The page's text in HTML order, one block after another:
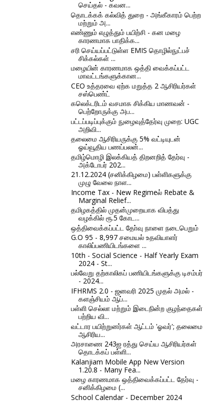
செய்தல் - கவன...
தொடக்கக் கல்வித் துறை - அங்கீகாரம் பெற்ற
மற்றும் அ...
எண்ணும் எழுத்தும் பயிற்சி - கன மழை
காரணமாக பாதிக்க...
சரி செய்யப்பட்டுள்ள EMIS தொழில்நுட்பச்
சிக்கல்கள் ...
மழையின் காரணமாக ஒத்தி வைக்கப்பட்ட
மாவட்டங்களுக்கான...
CEO உத்தரவை ஏற்க மறுத்த 2 ஆசிரியர்கள்
சஸ்பெண்ட்
கலெக்டரிடம் வசமாக சிக்கிய மாணவன் -
பெற்றோருக்கு அப...
பட்டப்படிப்புக்கும் நுழைவுத்தேர்வு முறை: UGC
அறிவி...
தலைமை ஆசிரியருக்கு 5% வட்டியுடன்
ஓய்வூதிய பணப்பலன்...
தமிழ்மொழி இலக்கியத் திறனறித் தேர்வு -
அக்டோபர் 202...
21.12.2024 (சனிக்கிழமை) பள்ளிகளுக்கு
முழு வேலை நாள...
Income Tax - New Regimeல் Rebate &
Marginal Relief...
தமிழகத்தில் முதன்முறையாக விபத்து
வழக்கில் ரூ.5 கோட...
ஒத்திவைக்கப்பட்ட தோ்வு நாளை நடைபெறும்
G.O 95 - 8,997 சமையல் உதவியாளர்
காலிப்பணியிடங்களை ...
10th - Social Science - Half Yearly Exam
2024 - St...
பல்வேறு தற்காலிகப் பணியிடங்களுக்கு டிசம்பர்
- 2024...
IFHRMS 2.0 - ஜனவரி 2025 முதல் அமல் -
களஞ்சியம் ஆப்...
பள்ளி செல்லா மற்றும் இடைநின்ற குழந்தைகள்
பற்றிய வி...
வட்டார பயிற்றுனர்கள் ஆட்டம் 'ஓவர்'; தலைமை
ஆசிரிய...
அரசாணை 243ஐ ரத்து செய்ய ஆசிரியர்கள்
தொடக்கப் பள்ளி...
Kalanjiam Mobile App New Version
1.20.8 - Many Fea...
மழை காரணமாக ஒத்திவைக்கப்பட்ட தேர்வு -
சனிக்கிழமை (...
School Calendar - December 2024